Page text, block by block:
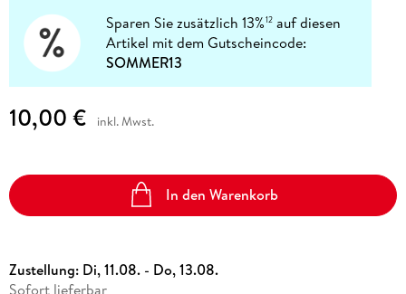
Sparen Sie zusätzlich 13%12 auf diesen
Artikel mit dem Gutscheincode:
SOMMER13
10,00 € inkl. Mwst.
In den Warenkorb
Zustellung: Di, 11.08. - Do, 13.08.
Sofort lieferbar